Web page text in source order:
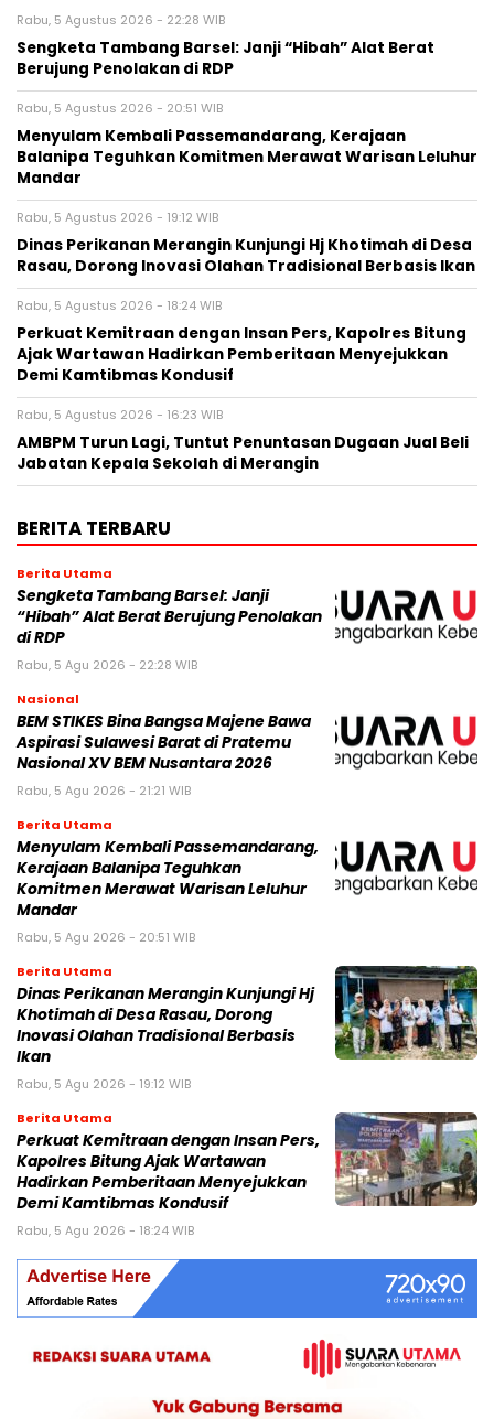
Rabu, 5 Agustus 2026 - 22:28 WIB
Sengketa Tambang Barsel: Janji “Hibah” Alat Berat
Berujung Penolakan di RDP
Rabu, 5 Agustus 2026 - 20:51 WIB
Menyulam Kembali Passemandarang, Kerajaan
Balanipa Teguhkan Komitmen Merawat Warisan Leluhur
Mandar
Rabu, 5 Agustus 2026 - 19:12 WIB
Dinas Perikanan Merangin Kunjungi Hj Khotimah di Desa
Rasau, Dorong Inovasi Olahan Tradisional Berbasis Ikan
Rabu, 5 Agustus 2026 - 18:24 WIB
Perkuat Kemitraan dengan Insan Pers, Kapolres Bitung
Ajak Wartawan Hadirkan Pemberitaan Menyejukkan
Demi Kamtibmas Kondusif
Rabu, 5 Agustus 2026 - 16:23 WIB
AMBPM Turun Lagi, Tuntut Penuntasan Dugaan Jual Beli
Jabatan Kepala Sekolah di Merangin
BERITA TERBARU
Berita Utama
Sengketa Tambang Barsel: Janji
“Hibah” Alat Berat Berujung Penolakan
di RDP
Rabu, 5 Agu 2026 - 22:28 WIB
Nasional
BEM STIKES Bina Bangsa Majene Bawa
Aspirasi Sulawesi Barat di Pratemu
Nasional XV BEM Nusantara 2026
Rabu, 5 Agu 2026 - 21:21 WIB
Berita Utama
Menyulam Kembali Passemandarang,
Kerajaan Balanipa Teguhkan
Komitmen Merawat Warisan Leluhur
Mandar
Rabu, 5 Agu 2026 - 20:51 WIB
Berita Utama
Dinas Perikanan Merangin Kunjungi Hj
Khotimah di Desa Rasau, Dorong
Inovasi Olahan Tradisional Berbasis
Ikan
Rabu, 5 Agu 2026 - 19:12 WIB
Berita Utama
Perkuat Kemitraan dengan Insan Pers,
Kapolres Bitung Ajak Wartawan
Hadirkan Pemberitaan Menyejukkan
Demi Kamtibmas Kondusif
Rabu, 5 Agu 2026 - 18:24 WIB